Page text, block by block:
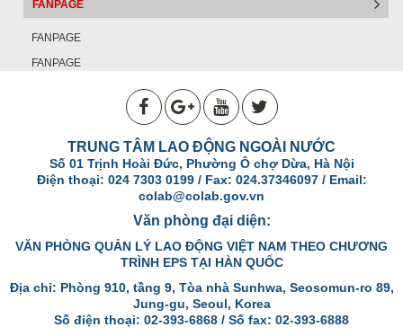
FANPAGE
FANPAGE
FANPAGE
TRUNG TÂM LAO ĐỘNG NGOÀI NƯỚC
Số 01 Trịnh Hoài Đức, Phường Ô chợ Dừa, Hà Nội
Điện thoại: 024 7303 0199 / Fax: 024.37346097 / Email:
colab@colab.gov.vn
Văn phòng đại diện:
VĂN PHÒNG QUẢN LÝ LAO ĐỘNG VIỆT NAM THEO CHƯƠNG
TRÌNH EPS TẠI HÀN QUỐC
Địa chỉ: Phòng 910, tầng 9, Tòa nhà Sunhwa, Seosomun-ro 89,
Jung-gu, Seoul, Korea
Số điện thoại: 02-393-6868 / Số fax: 02-393-6888